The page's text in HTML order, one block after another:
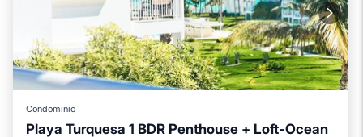
Condominio
Playa Turquesa 1 BDR Penthouse + Loft-Ocean